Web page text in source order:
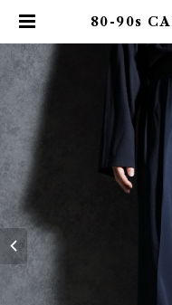
80-90s CADBURY Vintage Sl
USA キャ
ラックス
カ製 104 |
ク